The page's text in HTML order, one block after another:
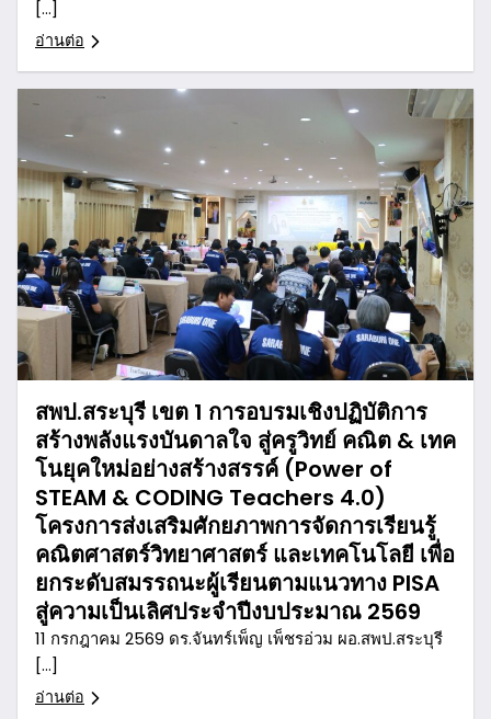
[…]
อ่านต่อ
สพป.สระบุรี เขต 1 การอบรมเชิงปฏิบัติการ
สร้างพลังแรงบันดาลใจ สู่ครูวิทย์ คณิต & เทค
โนยุคใหม่อย่างสร้างสรรค์ (Power of
STEAM & CODING Teachers 4.0)
โครงการส่งเสริมศักยภาพการจัดการเรียนรู้
คณิตศาสตร์วิทยาศาสตร์ และเทคโนโลยี เพื่อ
ยกระดับสมรรถนะผู้เรียนตามแนวทาง PISA
สู่ความเป็นเลิศประจำปีงบประมาณ 2569
11 กรกฎาคม 2569 ดร.จันทร์เพ็ญ เพ็ชรอ่วม ผอ.สพป.สระบุรี
[…]
อ่านต่อ